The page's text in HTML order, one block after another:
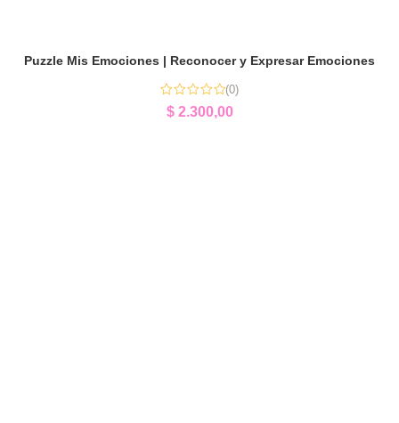
Puzzle Mis Emociones | Reconocer y Expresar Emociones
(0)
$2.300,00